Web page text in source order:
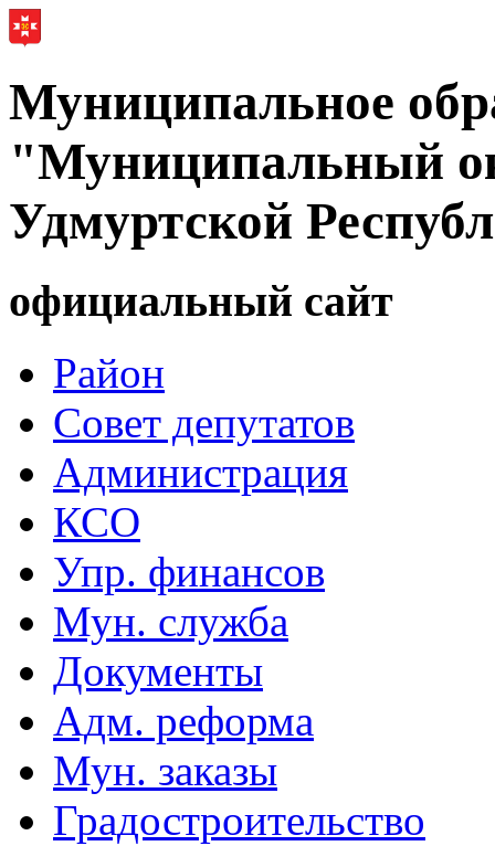
Муниципальное
"Муниципальный
Удмуртской
официальный сайт
Район
Совет депутатов
Администрация
КСО
Упр. финансов
Мун. служба
Документы
Адм. реформа
Мун. заказы
Градостроительство